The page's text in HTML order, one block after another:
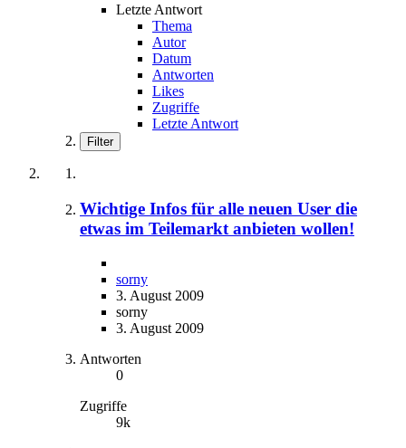
Letzte Antwort
Thema
Autor
Datum
Antworten
Likes
Zugriffe
Letzte Antwort
Filter
Wichtige Infos für alle neuen User die
etwas im Teilemarkt anbieten wollen!
sorny
3. August 2009
sorny
3. August 2009
Antworten
0
Zugriffe
9k